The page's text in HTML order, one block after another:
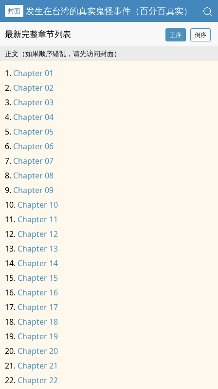
封面 发生在台湾的真实鬼怪事件（百分百真实）
最新完整章节列表 正序 倒序
正文（如果顺序错乱，请先访问封面）
Chapter 01
Chapter 02
Chapter 03
Chapter 04
Chapter 05
Chapter 06
Chapter 07
Chapter 08
Chapter 09
Chapter 10
Chapter 11
Chapter 12
Chapter 13
Chapter 14
Chapter 15
Chapter 16
Chapter 17
Chapter 18
Chapter 19
Chapter 20
Chapter 21
Chapter 22